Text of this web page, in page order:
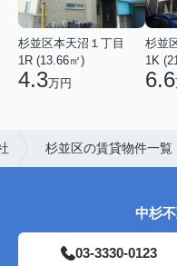
杉並区本天沼１丁目
1R (13.66㎡)
4.3万円
杉並
1K
6.6
杉並区の賃貸物件一覧
中杉
03-3330-0123